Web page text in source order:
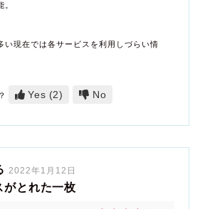
。
い現在では各サービスを利用しづらい情
Yes (2) No
2022年1月12日
がとれた一枚